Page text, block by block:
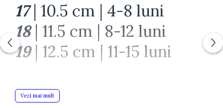
17| 10.5 cm | 4-8 luni
18| 11.5 cm | 8-12 luni
19| 12.5 cm | 11-15 luni
confortabil, potrivite pentru sezonul cald si utilizare
zilnica. Model usor si flexibil, creat pentru confortul
Vezi mai mult